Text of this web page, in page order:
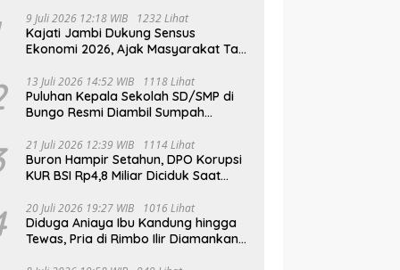
9 Juli 2026 12:18 WIB 1232 Lihat
Kajati Jambi Dukung Sensus
Ekonomi 2026, Ajak Masyarakat Tak
13 Juli 2026 14:52 WIB 1118 Lihat
Puluhan Kepala Sekolah SD/SMP di
Bungo Resmi Diambil Sumpah
21 Juli 2026 12:39 WIB 1114 Lihat
Buron Hampir Setahun, DPO Korupsi
KUR BSI Rp4,8 Miliar Diciduk Saat
20 Juli 2026 19:27 WIB 1016 Lihat
Diduga Aniaya Ibu Kandung hingga
Tewas, Pria di Rimbo Ilir Diamankan